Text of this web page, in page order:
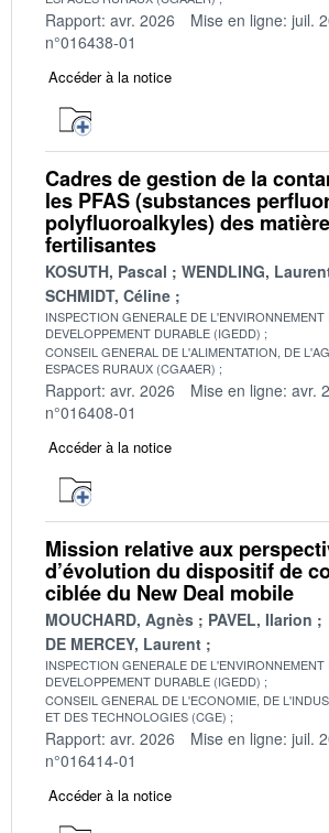
Rapport: avr. 2026 Mise en ligne: juil.
n°016438-01
Accéder à la notice
Cadres de gestion de la
les PFAS (substances
polyfluoroalkyles) des
fertilisantes
KOSUTH, Pascal
WENDLING,
SCHMIDT, Céline
INSPECTION GENERALE DE L'ENVIRONNEMENT
DEVELOPPEMENT DURABLE (IGEDD)
CONSEIL GENERAL DE L'ALIMENTATION, DE
ESPACES RURAUX (CGAAER)
Rapport: avr. 2026 Mise en ligne: avr.
n°016408-01
Accéder à la notice
Mission relative aux
d’évolution du dispositif de
ciblée du New Deal mobile
MOUCHARD, Agnès
PAVEL, Ilarion
DE MERCEY, Laurent
INSPECTION GENERALE DE L'ENVIRONNEMENT
DEVELOPPEMENT DURABLE (IGEDD)
CONSEIL GENERAL DE L'ECONOMIE, DE
ET DES TECHNOLOGIES (CGE)
Rapport: avr. 2026 Mise en ligne: juil.
n°016414-01
Accéder à la notice